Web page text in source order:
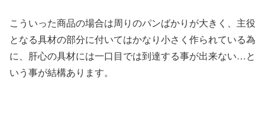
こういった商品の場合は周りのパンばかりが大きく、主役
となる具材の部分に付いてはかなり小さく作られている為
に、肝心の具材には一口目では到達する事が出来ない…と
いう事が結構あります。